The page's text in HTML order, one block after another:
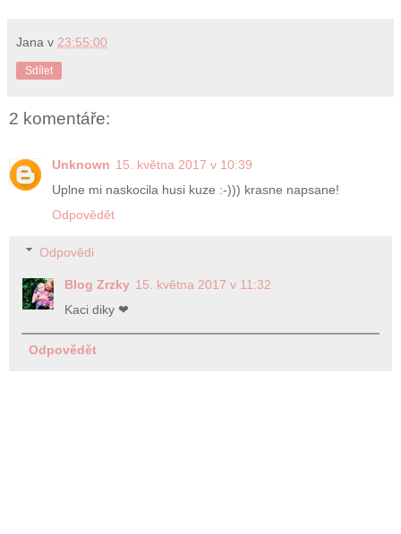
Jana v 23:55:00
Sdílet
2 komentáře:
Unknown 15. května 2017 v 10:39
Uplne mi naskocila husi kuze :-))) krasne napsane!
Odpovědět
Odpovědi
Blog Zrzky 15. května 2017 v 11:32
Kaci diky ❤
Odpovědět